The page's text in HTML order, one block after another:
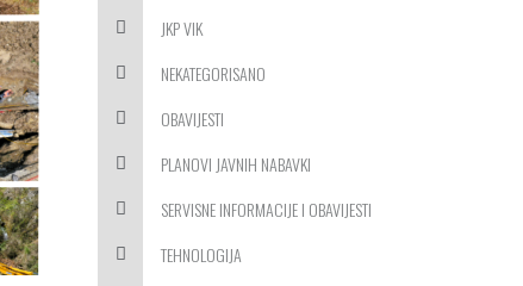
JKP VIK
NEKATEGORISANO
OBAVIJESTI
PLANOVI JAVNIH NABAVKI
SERVISNE INFORMACIJE I OBAVIJESTI
TEHNOLOGIJA